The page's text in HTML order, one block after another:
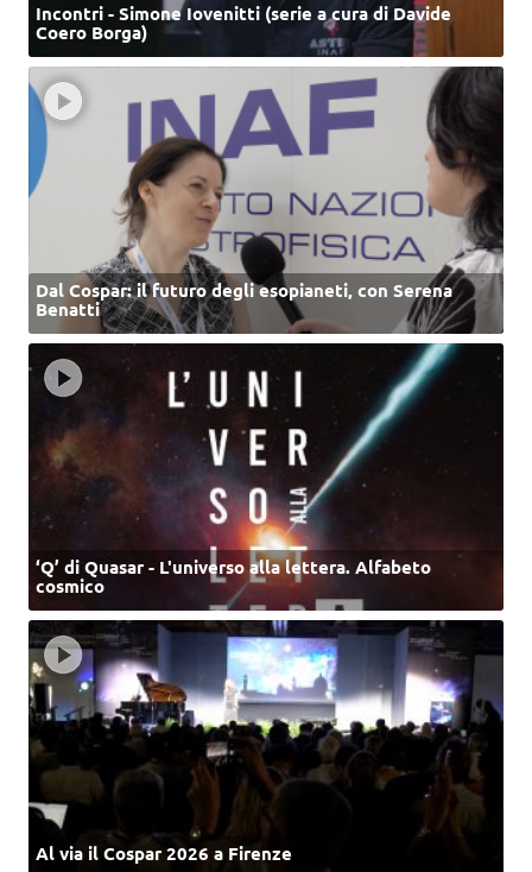
Incontri - Simone Iovenitti (serie a cura di Davide
Coero Borga)
Dal Cospar: il futuro degli esopianeti, con Serena
Benatti
‘Q’ di Quasar - L'universo alla lettera. Alfabeto
cosmico
Al via il Cospar 2026 a Firenze